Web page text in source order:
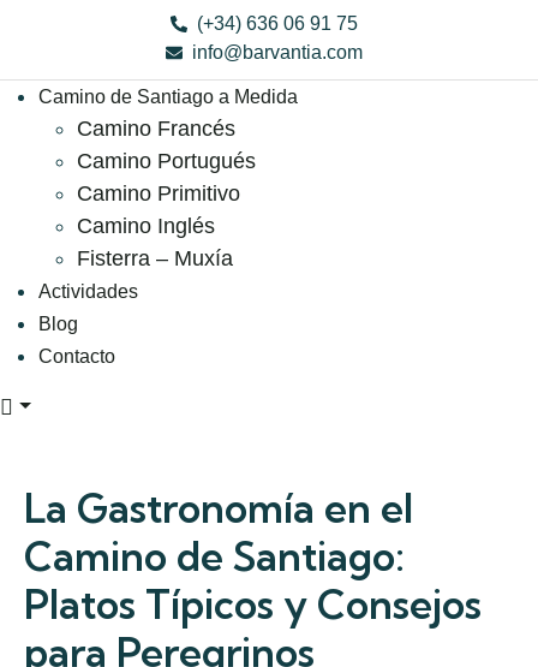
(+34) 636 06 91 75
info@barvantia.com
Camino de Santiago a Medida
Camino Francés
Camino Portugués
Camino Primitivo
Camino Inglés
Fisterra – Muxía
Actividades
Blog
Contacto
La Gastronomía en el
Camino de Santiago:
Platos Típicos y Consejos
para Peregrinos